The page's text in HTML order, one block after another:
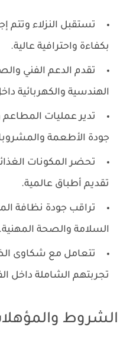
تستقبل النزلاء وتتم
بكفاءة واحترافية عالية.
تقدم الدعم الفني
الهندسية والكهربائية
تدير عمليات
جودة الأطعمة
تحضر المكونات
تقديم أطباق عالمية.
تراقب جودة نظافة
السلامة والصحة المهنية.
تتعامل مع شكاوى
تجربتهم الشاملة داخل
الشروط